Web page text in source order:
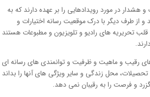
در مورد رویدادهایی را بر عهده دارند که به
از طرف دیگر با درک موقعیت رسانه اختیارات و
تحریریه های رادیو و تلویزیون و مطبوعات هستند
های رقیب و ماهیت و ظرفیت و توانمندی های رسانه ای
محل زندگی و سایر ویژگی های آنها را بداند
و فرصت را به رقیبان نمی دهد.